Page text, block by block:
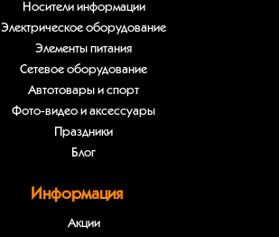
Носители информации
Электрическое оборудование
Элементы питания
Сетевое оборудование
Автотовары и спорт
Фото-видео и аксессуары
Праздники
Блог
Информация
Акции